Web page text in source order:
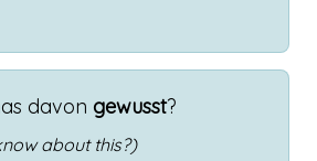
davon gewusst?
about this?)